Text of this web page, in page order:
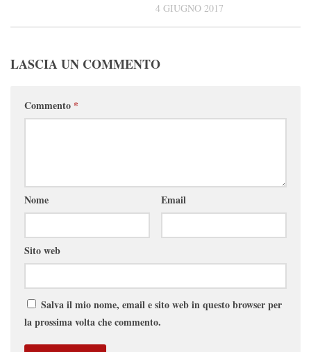
4 GIUGNO 2017
LASCIA UN COMMENTO
Commento *
Nome Email
Sito web
Salva il mio nome, email e sito web in questo browser per
la prossima volta che commento.